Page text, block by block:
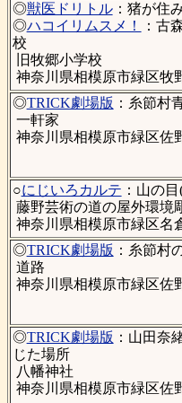
◎獣医ドリトル：猪が住
◎ハコイリムスメ！
：古
校
旧牧郷小学校
神奈川県相模原市緑区牧
◎TRICK劇場版 ：糸節村
一軒家
神奈川県相模原市緑区佐
○にじいろカルテ ：山の目
藤野芸術の道の屋外環境
神奈川県相模原市緑区名
◎TRICK劇場版 ：糸節村
道路
神奈川県相模原市緑区佐
◎TRICK劇場版 ：山田奈
じた場所
八幡神社
神奈川県相模原市緑区佐